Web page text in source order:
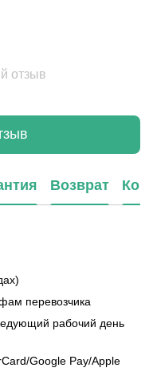
отзыв
Возврат
перевозчика
рабочий день
Google Pay/Apple